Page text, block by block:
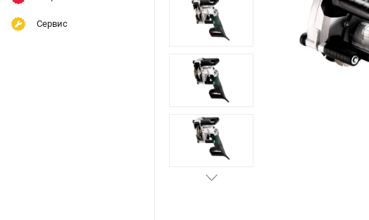
Сервис